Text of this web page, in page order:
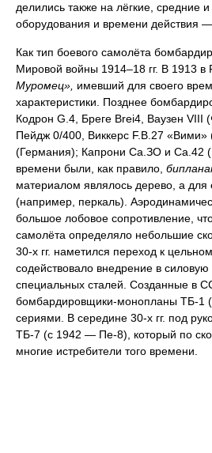
делились также на лёгкие, средние
оборудования и времени действия
Как тип боевого самолёта
Мировой войны 1914–18 гг. В 1913
Муромец», имевший для своего
характеристики. Позднее
Кодрон G.4, Бреге Brei4, Ваузен
Пейдж 0/400, Виккерс F.B.27 «Вими»
(Германия); Капрони Са.ЗО и Са.42
времени были, как правило,
материалом являлось дерево, а
(например, перкаль).
большое лобовое сопротивление,
самолёта определяло небольшие
30-х гг. наметился переход к
содействовало внедрение в силовую
специальных сталей. Созданные в
бомбардировщики-монопланы ТБ-1
сериями. В середине 30-х гг. под
ТБ-7 (с 1942 — Пе-8), который по
многие истребители того времени.